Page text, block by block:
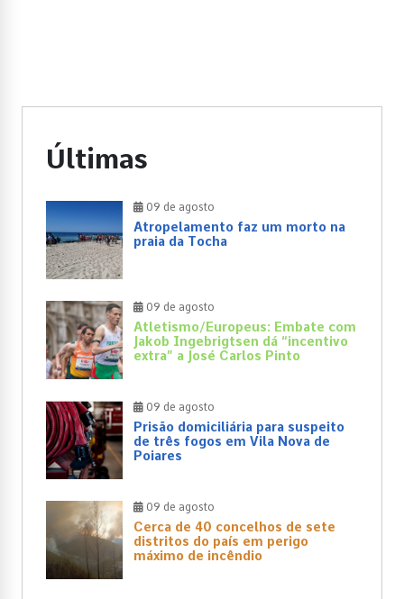
Últimas
09 de agosto
Atropelamento faz um morto na
praia da Tocha
09 de agosto
Atletismo/Europeus: Embate com
Jakob Ingebrigtsen dá “incentivo
extra” a José Carlos Pinto
09 de agosto
Prisão domiciliária para suspeito
de três fogos em Vila Nova de
Poiares
09 de agosto
Cerca de 40 concelhos de sete
distritos do país em perigo
máximo de incêndio